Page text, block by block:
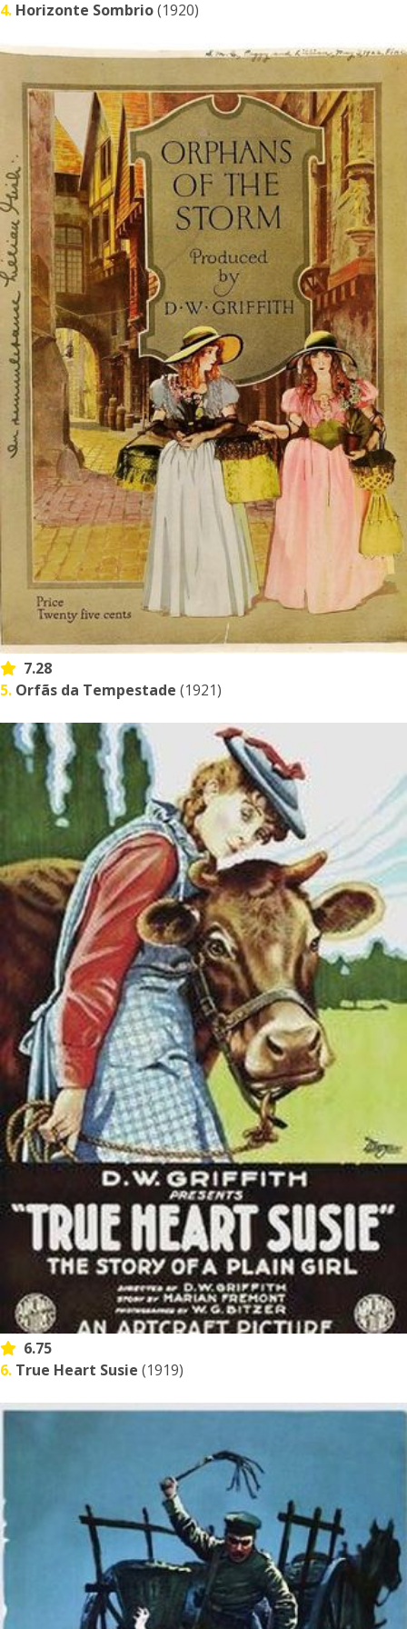
4. Horizonte Sombrio(1920)
7.28
5. Orfãs da Tempestade (1921)
6.75
6. True Heart Susie (1919)